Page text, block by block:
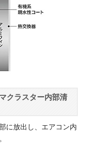
クラスター内部清
に放出し、エアコン内